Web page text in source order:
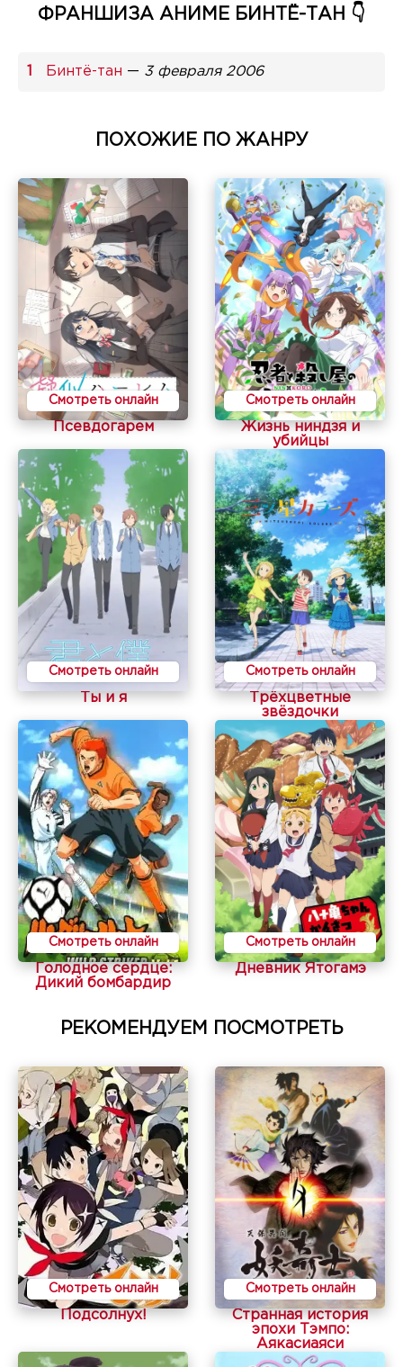
ФРАНШИЗА АНИМЕ БИНТЁ-ТАН 👇
Бинтё-тан — 3 февраля 2006
ПОХОЖИЕ ПО ЖАНРУ
Смотреть онлайн
Псевдогарем
Смотреть онлайн
Жизнь ниндзя и
убийцы
Смотреть онлайн
Ты и я
Смотреть онлайн
Трёхцветные
звёздочки
Смотреть онлайн
Голодное сердце:
Дикий бомбардир
Смотреть онлайн
Дневник Ятогамэ
РЕКОМЕНДУЕМ ПОСМОТРЕТЬ
Смотреть онлайн
Подсолнух!
Смотреть онлайн
Странная история
эпохи Тэмпо:
Аякасиаяси